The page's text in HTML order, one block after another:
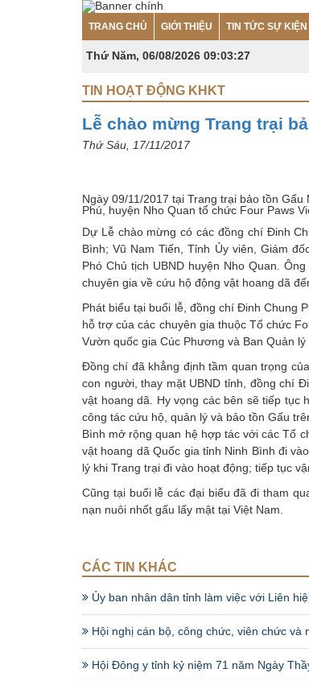
TRANG CHỦ GIỚI THIỆU TIN TỨC SỰ KIỆN
Thứ Năm, 06/08/2026 09:03:28
TIN HOẠT ĐỘNG KHKT
Lễ chào mừng Trang trại
Thứ Sáu, 17/11/2017
Ngày 09/11/2017 tại Trang trại bảo tồn
Phú, huyện Nho Quan tổ chức Four Paws
Dự Lễ chào mừng có các đồng chí Đinh
Bình; Vũ Nam Tiến, Tỉnh Ủy viên, Giám
Phó Chủ tịch UBND huyện Nho Quan.
chuyên gia về cứu hộ động vật hoang dã
Phát biểu tại buổi lễ, đồng chí Đinh Chung
hỗ trợ của các chuyên gia thuộc Tổ chức
Vườn quốc gia Cúc Phương và Ban Quản
Đồng chí đã khẳng định tầm quan trọng
con người, thay mặt UBND tỉnh, đồng chí
vật hoang dã. Hy vọng các bên sẽ tiếp
công tác cứu hộ, quản lý và bảo tồn Gấu
Bình mở rộng quan hệ hợp tác với các Tổ
vật hoang dã Quốc gia tỉnh Ninh Bình đi
lý khi Trang trại đi vào hoạt động; tiếp tục
Cũng tại buổi lễ các đại biểu đã đi tham
nạn nuôi nhốt gấu lấy mật tại Việt Nam.
CÁC TIN KHÁC
Ủy ban nhân dân tỉnh làm việc với Liên
Hội nghị cán bộ, công chức, viên chức
Hội Đông y tỉnh kỷ niệm 71 năm Ngày